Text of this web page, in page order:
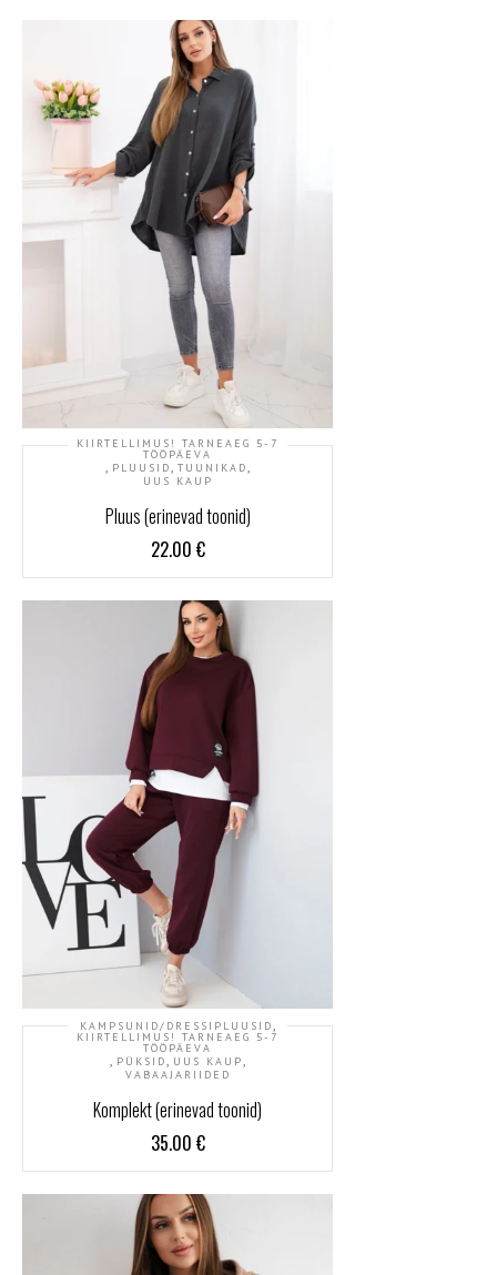
KIIRTELLIMUS! TARNEAEG 5-7
TÖÖPÄEVA
, PLUUSID, TUUNIKAD,
UUS KAUP
Pluus (erinevad toonid)
22.00 €
KAMPSUNID/DRESSIPLUUSID,
KIIRTELLIMUS! TARNEAEG 5-7
TÖÖPÄEVA
, PÜKSID, UUS KAUP,
VABAAJARIIDED
Komplekt (erinevad toonid)
35.00 €